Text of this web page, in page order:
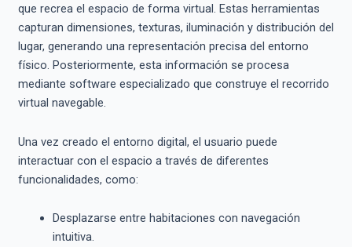
que recrea el espacio de forma virtual. Estas herramientas
capturan dimensiones, texturas, iluminación y distribución del
lugar, generando una representación precisa del entorno
físico. Posteriormente, esta información se procesa
mediante software especializado que construye el recorrido
virtual navegable.
Una vez creado el entorno digital, el usuario puede
interactuar con el espacio a través de diferentes
funcionalidades, como:
Desplazarse entre habitaciones con navegación
intuitiva.